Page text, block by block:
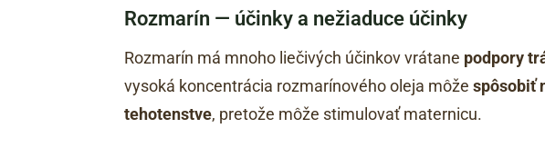
Rozmarín — účinky a nežiaduce účinky
Rozmarín má mnoho liečivých účinkov vrátane podpory
vysoká koncentrácia rozmarínového oleja môže spôsobiť
tehotenstve, pretože môže stimulovať maternicu.